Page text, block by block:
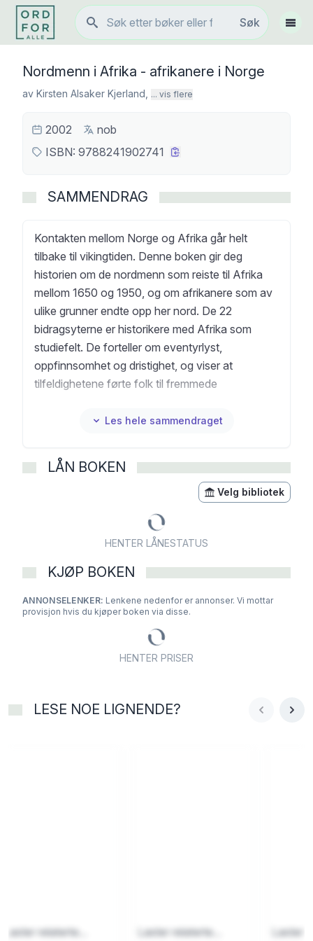
Søk
Søk
Vis
Nordmenn i Afrika - afrikanere i Norge
av Kirsten Alsaker Kjerland ... vis flere
2002
nob
ISBN: 9788241902741
SAMMENDRAG
Kontakten mellom Norge og Afrika går helt
tilbake til vikingtiden. Denne boken gir deg
historien om de nordmenn som reiste til Afrika
mellom 1650 og 1950, og om afrikanere som av
ulike grunner endte opp her nord. De 22
bidragsyterne er historikere med Afrika som
studiefelt. De forteller om eventyrlyst,
oppfinnsomhet og dristighet, og viser at
tilfeldighetene førte folk til fremmede
Les hele sammendraget
LÅN BOKEN
Velg bibliotek
HENTER LÅNESTATUS
KJØP BOKEN
ANNONSELENKER: Lenkene nedenfor er annonser. Vi mottar
provisjon hvis du kjøper boken via disse.
HENTER PRISER
LESE NOE LIGNENDE?
Laster relaterte... Laster relaterte... Laster